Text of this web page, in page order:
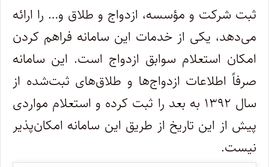
ثبت شرکت و مؤسسه، ازدواج و طلاق و… را ارائه
می‌دهد، یکی از خدمات این سامانه فراهم کردن
امکان استعلام سوابق ازدواج است. این سامانه
صرفاً اطلاعات ازدواج‌ها و طلاق‌های ثبت‌شده از
سال ۱۳۹۲ به بعد را ثبت کرده و استعلام مواردی
پیش از این تاریخ از طریق این سامانه امکان‌پذیر
نیست.